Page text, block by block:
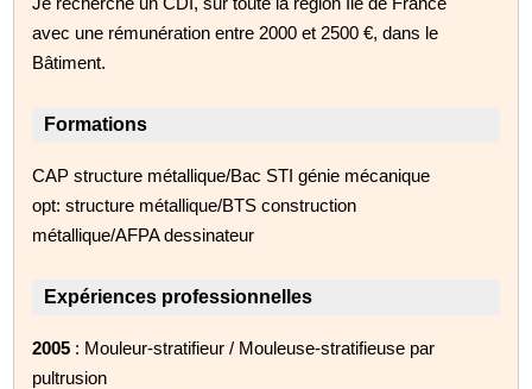
avec une rémunération entre 2000 et 2500 €, dans le
Bâtiment.
Formations
CAP structure métallique/Bac STI génie mécanique
opt: structure métallique/BTS construction
métallique/AFPA dessinateur
Expériences professionnelles
2005 : Mouleur-stratifieur / Mouleuse-stratifieuse par
pultrusion